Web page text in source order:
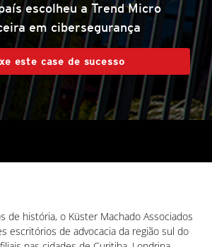
escolheu a Trend Micro
em cibersegurança
este case de sucesso
de história, o Küster Machado Associados
escritórios de advocacia da região sul do